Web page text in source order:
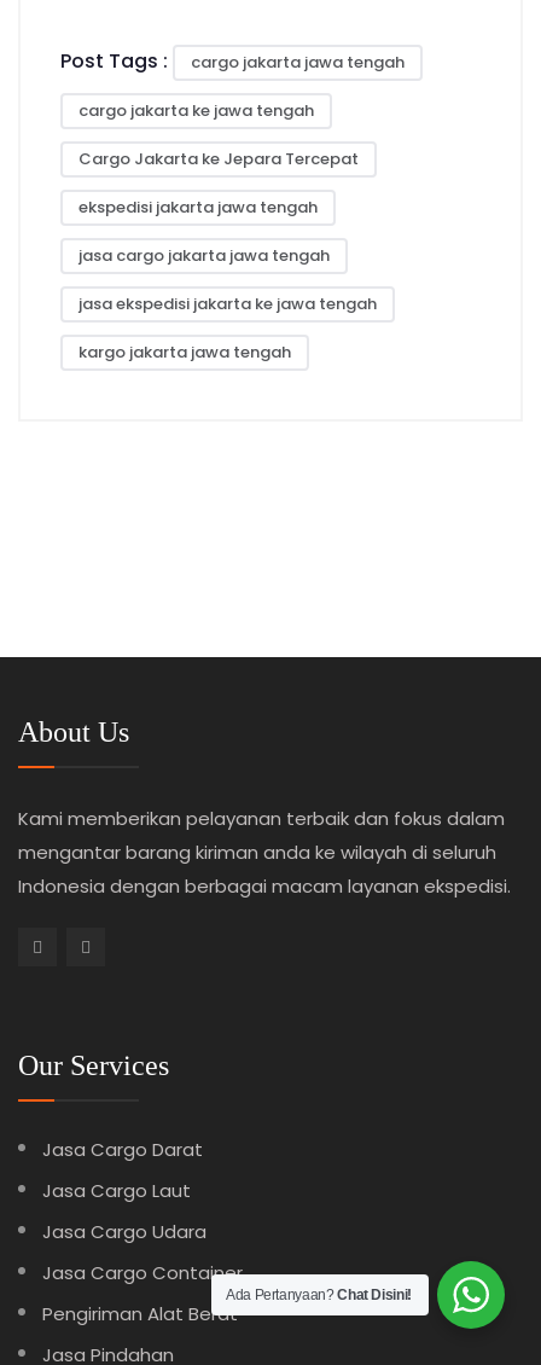
Post Tags : cargo jakarta jawa tengah
cargo jakarta ke jawa tengah
Cargo Jakarta ke Jepara Tercepat
ekspedisi jakarta jawa tengah
jasa cargo jakarta jawa tengah
jasa ekspedisi jakarta ke jawa tengah
kargo jakarta jawa tengah
About Us
Kami memberikan pelayanan terbaik dan fokus dalam
mengantar barang kiriman anda ke wilayah di seluruh
Indonesia dengan berbagai macam layanan ekspedisi.
Our Services
Jasa Cargo Darat
Jasa Cargo Laut
Jasa Cargo Udara
Jasa Cargo Container
Pengiriman Alat Berat
Jasa Pindahan
Ada Pertanyaan?Chat Disini!